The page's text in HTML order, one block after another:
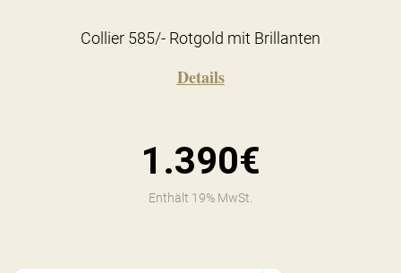
Collier 585/- Rotgold mit Brillanten
Details
1.390€
Enthält 19% MwSt.